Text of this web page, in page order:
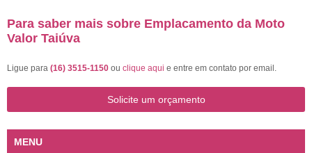
Para saber mais sobre Emplacamento da Moto
Valor Taiúva
Ligue para (16) 3515-1150 ou clique aqui e entre em contato por email.
Solicite um orçamento
MENU